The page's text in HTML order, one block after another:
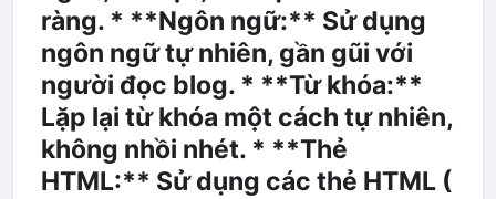
ràng. * **Ngôn ngữ:** Sử dụng
ngôn ngữ tự nhiên, gần gũi với
người đọc blog. * **Từ khóa:**
Lặp lại từ khóa một cách tự nhiên,
không nhồi nhét. * **Thẻ
HTML:** Sử dụng các thẻ HTML (